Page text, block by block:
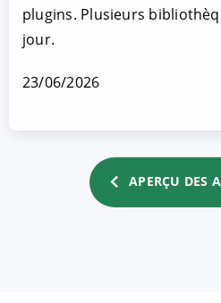
plugins. Plusieurs
jour.
23/06/2026
APERÇU DES